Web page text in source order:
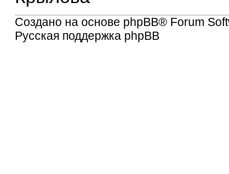
Создано на основе phpBB® Forum
Русская поддержка phpBB